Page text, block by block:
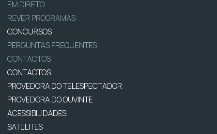
EM DIRETO
REVER PROGRAMAS
CONCURSOS
PERGUNTAS FREQUENTES
CONTACTOS
CONTACTOS
PROVEDORA DO TELESPECTADOR
PROVEDORA DO OUVINTE
ACESSIBILIDADES
SATÉLITES